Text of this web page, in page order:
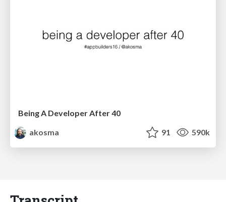
Being A Developer After 40
akosma
91 590k